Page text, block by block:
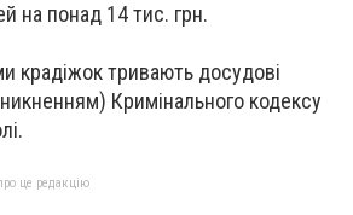
на понад 14 тис. грн.
крадіжок тривають досудові
Кримінального кодексу
це редакцію